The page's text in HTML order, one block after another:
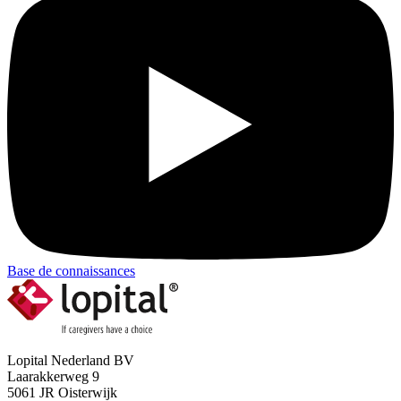
Base de connaissances
Lopital Nederland BV
Laarakkerweg 9
5061 JR Oisterwijk